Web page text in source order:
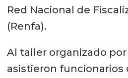
Red Nacional de
(Renfa).
Al taller organizado por
asistieron funcionarios